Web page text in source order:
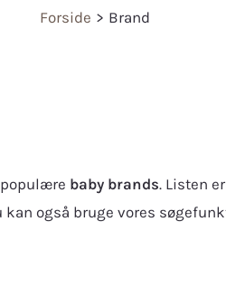
Forside Brand
baby brands. Listen
også bruge vores